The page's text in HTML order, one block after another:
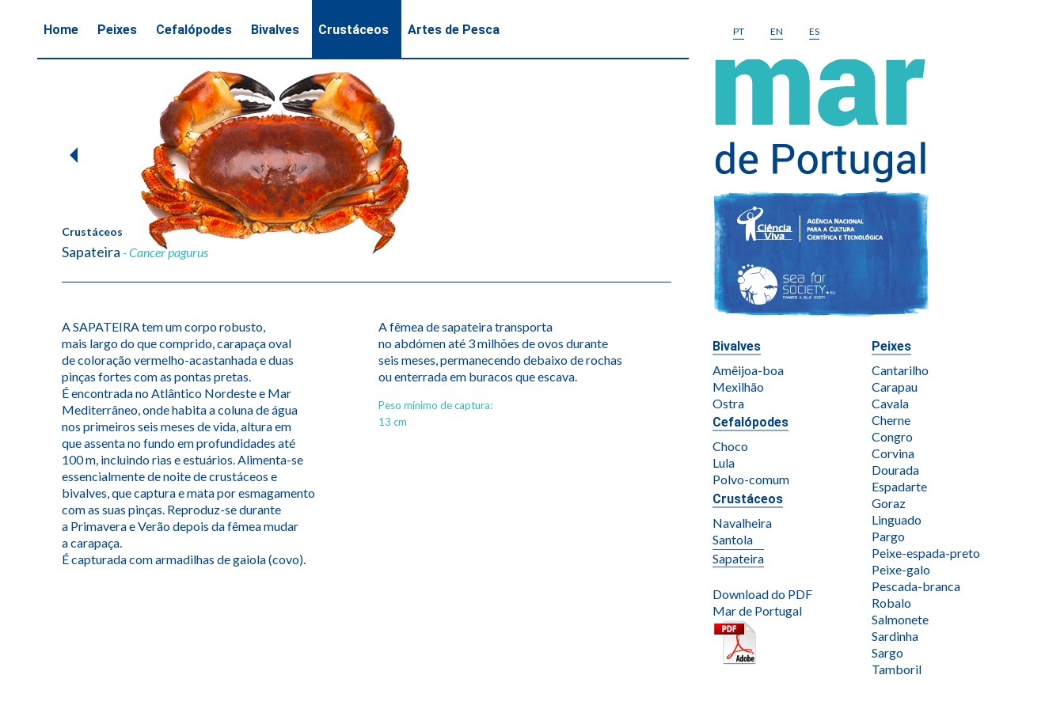
Home Peixes Cefalópodes Bivalves Crustáceos Artes de Pesca PT EN ES
Crustáceos
Sapateira - Cancer pagurus
A SAPATEIRA tem um corpo robusto,
mais largo do que comprido, carapaça oval
de coloração vermelho-acastanhada e duas
pinças fortes com as pontas pretas.
É encontrada no Atlântico Nordeste e Mar
Mediterrâneo, onde habita a coluna de água
nos primeiros seis meses de vida, altura em
que assenta no fundo em profundidades até
100 m, incluindo rias e estuários. Alimenta-se
essencialmente de noite de crustáceos e
bivalves, que captura e mata por esmagamento
com as suas pinças. Reproduz-se durante
a Primavera e Verão depois da fêmea mudar
a carapaça.
É capturada com armadilhas de gaiola (covo).
A fêmea de sapateira transporta
no abdómen até 3 milhões de ovos durante
seis meses, permanecendo debaixo de rochas
ou enterrada em buracos que escava.
Peso mínimo de captura:
13 cm
Bivalves
Amêijoa-boa
Mexilhão
Ostra
Cefalópodes
Choco
Lula
Polvo-comum
Crustáceos
Navalheira
Santola
Sapateira
Download do PDF
Mar de Portugal
Peixes
Cantarilho
Carapau
Cavala
Cherne
Congro
Corvina
Dourada
Espadarte
Goraz
Linguado
Pargo
Peixe-espada-preto
Peixe-galo
Pescada-branca
Robalo
Salmonete
Sardinha
Sargo
Tamboril